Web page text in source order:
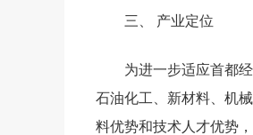
三、 产业定位
为进一步适应首都
石油化工、新材料、机
料优势和技术人才优势